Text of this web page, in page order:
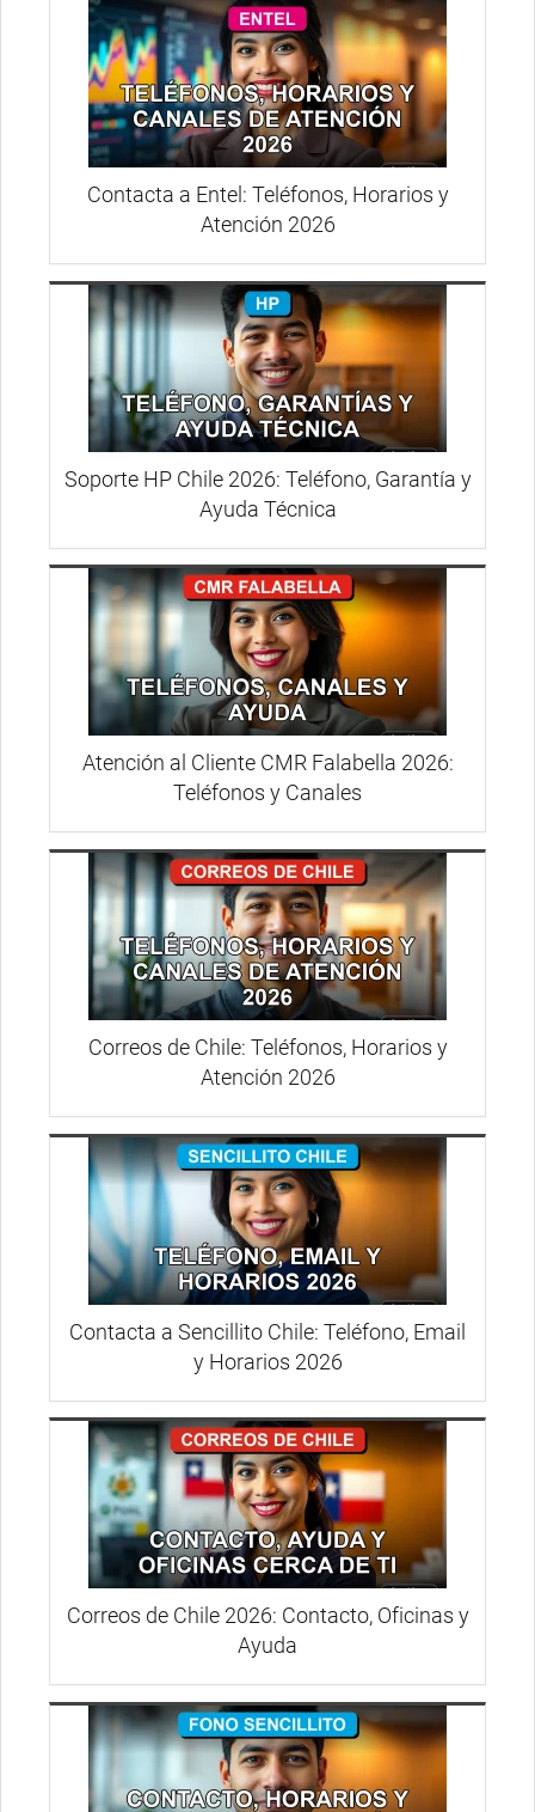
Contacta a Entel: Teléfonos, Horarios y
Atención 2026
Soporte HP Chile 2026: Teléfono, Garantía y
Ayuda Técnica
Atención al Cliente CMR Falabella 2026:
Teléfonos y Canales
Correos de Chile: Teléfonos, Horarios y
Atención 2026
Contacta a Sencillito Chile: Teléfono, Email
y Horarios 2026
Correos de Chile 2026: Contacto, Oficinas y
Ayuda